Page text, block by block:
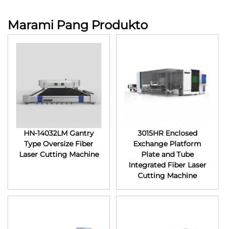
Marami Pang Produkto
HN-14032LM Gantry
Type Oversize Fiber
Laser Cutting Machine
3015HR Enclosed
Exchange Platform
Plate and Tube
Integrated Fiber Laser
Cutting Machine